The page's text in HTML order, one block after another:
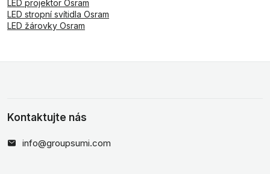
LED projektor Osram
LED stropní svítidla Osram
LED žárovky Osram
Kontaktujte nás
info@groupsumi.com